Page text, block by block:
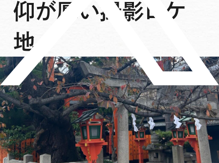
仰が厚い撮影ロケ
地